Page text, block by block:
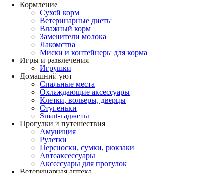
Кормление
Сухой корм
Ветеринарные диеты
Влажный корм
Заменители молока
Лакомства
Миски и контейнеры для корма
Игры и развлечения
Игрушки
Домашний уют
Спальные места
Охлаждающие аксессуары
Клетки, вольеры, дверцы
Ступеньки
Smart-гаджеты
Прогулки и путешествия
Амуниция
Рулетки
Переноски, сумки, рюкзаки
Автоаксессуары
Аксессуары для прогулок
Ветеринарная аптека